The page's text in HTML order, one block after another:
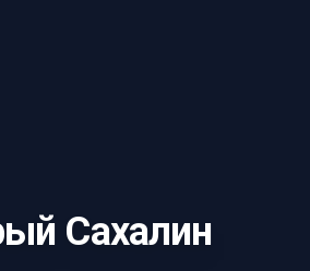
Сахалин